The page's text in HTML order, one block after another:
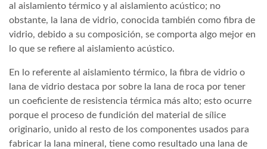
al aislamiento térmico y al aislamiento acústico; no
obstante, la lana de vidrio, conocida también como fibra de
vidrio, debido a su composición, se comporta algo mejor en
lo que se refiere al aislamiento acústico.
En lo referente al aislamiento térmico, la fibra de vidrio o
lana de vidrio destaca por sobre la lana de roca por tener
un coeficiente de resistencia térmica más alto; esto ocurre
porque el proceso de fundición del material de sílice
originario, unido al resto de los componentes usados para
fabricar la lana mineral, tiene como resultado una lana de